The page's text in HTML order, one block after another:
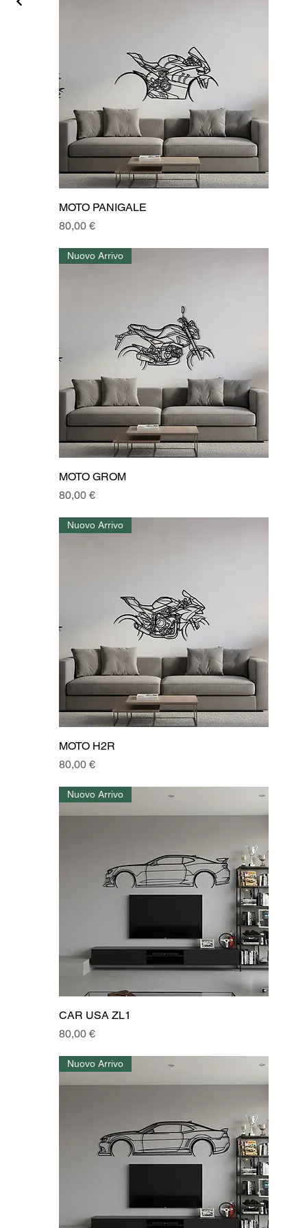
MOTO PANIGALE
Prezzo
80,00 €
Nuovo Arrivo
MOTO GROM
Prezzo
80,00 €
Nuovo Arrivo
MOTO H2R
Prezzo
80,00 €
Nuovo Arrivo
CAR USA ZL1
Prezzo
80,00 €
Nuovo Arrivo